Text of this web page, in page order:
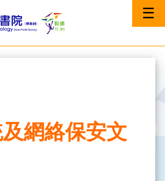
☰
網絡保安文